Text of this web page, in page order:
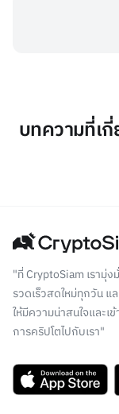
บทความที่เ
"ที่ CryptoSiam เรามุ่
รวดเร็วสดใหม่ทุกวัน แ
ให้มีความน่าสนใจและเ
การคริปโตไปกับเรา"